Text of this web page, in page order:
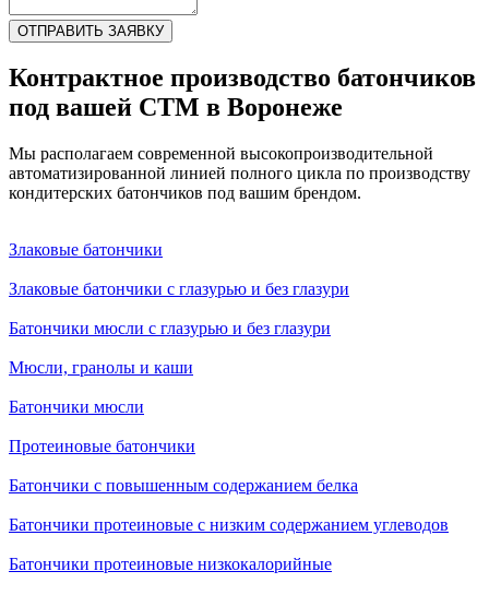
ОТПРАВИТЬ ЗАЯВКУ
Контрактное производство батончиков
под вашей СТМ в Воронеже
Мы располагаем современной высокопроизводительной
автоматизированной линией полного цикла по производству
кондитерских батончиков под вашим брендом.
Злаковые батончики
Злаковые батончики с глазурью и без глазури
Батончики мюсли с глазурью и без глазури
Мюсли, гранолы и каши
Батончики мюсли
Протеиновые батончики
Батончики с повышенным содержанием белка
Батончики протеиновые с низким содержанием углеводов
Батончики протеиновые низкокалорийные